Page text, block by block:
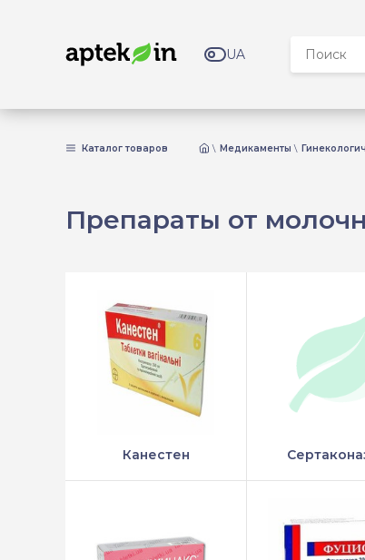
Каталог товаров Медикаменты
Препараты от
Канестен
UA